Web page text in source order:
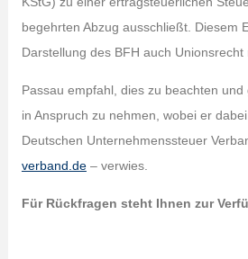
begehrten Abzug ausschließt. Diesem
Darstellung des BFH auch Unionsrecht
Passau empfahl, dies zu beachten
in Anspruch zu nehmen, wobei er
Deutschen Unternehmenssteuer
verband.de– verwies.
Für Rückfragen steht Ihnen zur